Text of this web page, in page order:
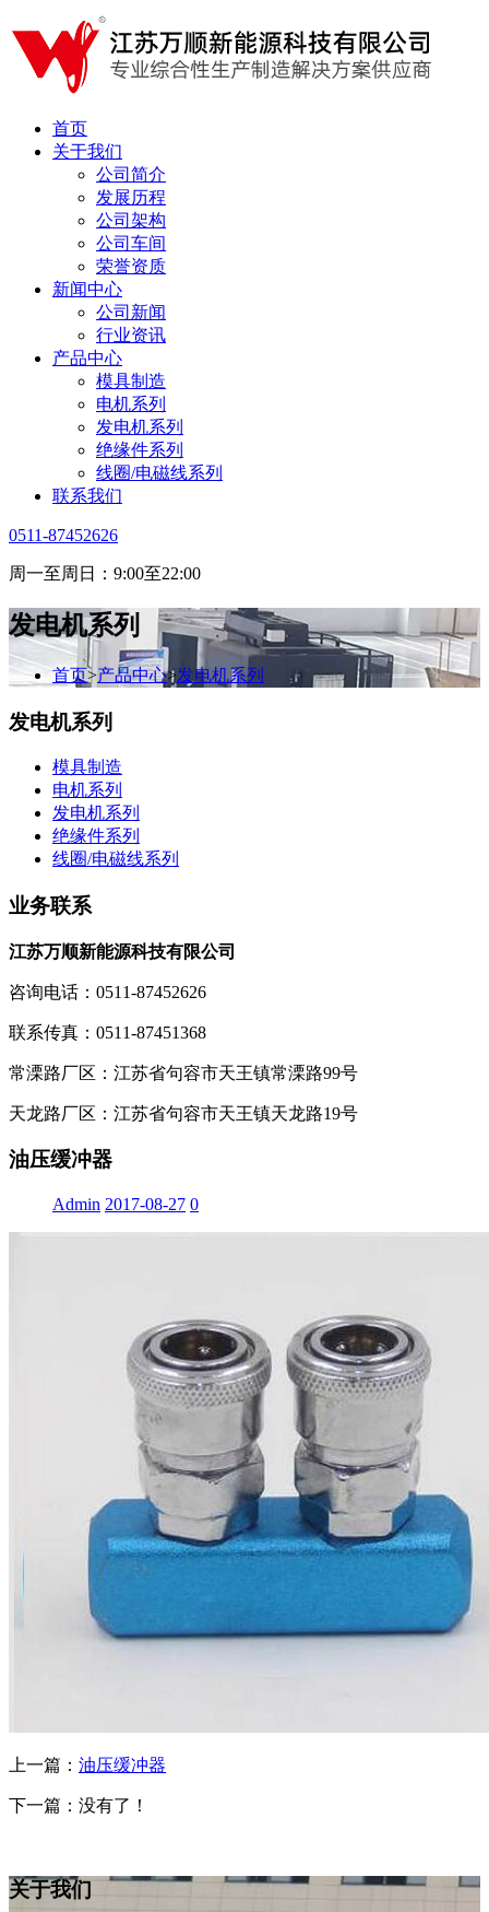
首页
关于我们
公司简介
发展历程
公司架构
公司车间
荣誉资质
新闻中心
公司新闻
行业资讯
产品中心
模具制造
电机系列
发电机系列
绝缘件系列
线圈/电磁线系列
联系我们
0511-87452626
周一至周日：9:00至22:00
发电机系列
首页>产品中心>发电机系列
发电机系列
模具制造
电机系列
发电机系列
绝缘件系列
线圈/电磁线系列
业务联系
江苏万顺新能源科技有限公司
咨询电话：0511-87452626
联系传真：0511-87451368
常溧路厂区：江苏省句容市天王镇常溧路99号
天龙路厂区：江苏省句容市天王镇天龙路19号
油压缓冲器
Admin 2017-08-27 0
上一篇： 油压缓冲器
下一篇：没有了！
关于我们